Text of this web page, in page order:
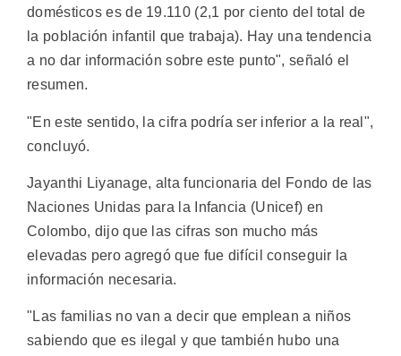
domésticos es de 19.110 (2,1 por ciento del total de
la población infantil que trabaja). Hay una tendencia
a no dar información sobre este punto", señaló el
resumen.
"En este sentido, la cifra podría ser inferior a la real",
concluyó.
Jayanthi Liyanage, alta funcionaria del Fondo de las
Naciones Unidas para la Infancia (Unicef) en
Colombo, dijo que las cifras son mucho más
elevadas pero agregó que fue difícil conseguir la
información necesaria.
"Las familias no van a decir que emplean a niños
sabiendo que es ilegal y que también hubo una